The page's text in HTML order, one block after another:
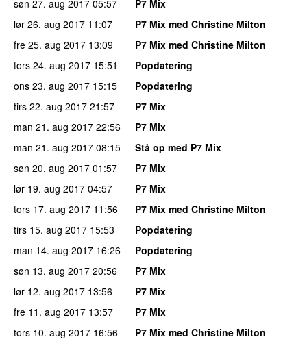
søn 27. aug 2017 05:57
P7 Mix
lør 26. aug 2017 11:07
P7 Mix med Christine Milton
fre 25. aug 2017 13:09
P7 Mix med Christine Milton
tors 24. aug 2017 15:51
Popdatering
ons 23. aug 2017 15:15
Popdatering
tirs 22. aug 2017 21:57
P7 Mix
man 21. aug 2017 22:56
P7 Mix
man 21. aug 2017 08:15
Stå op med P7 Mix
søn 20. aug 2017 01:57
P7 Mix
lør 19. aug 2017 04:57
P7 Mix
tors 17. aug 2017 11:56
P7 Mix med Christine Milton
tirs 15. aug 2017 15:53
Popdatering
man 14. aug 2017 16:26
Popdatering
søn 13. aug 2017 20:56
P7 Mix
lør 12. aug 2017 13:56
P7 Mix
fre 11. aug 2017 13:57
P7 Mix
tors 10. aug 2017 16:56
P7 Mix med Christine Milton